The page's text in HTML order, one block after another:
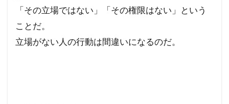
「その立場ではない」「その権限はない」という
ことだ。
立場がない人の行動は間違いになるのだ。